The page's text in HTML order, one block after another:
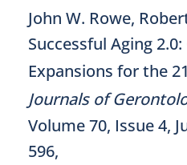
John W. Rowe,
Successful Aging
Expansions for the
Journals of
Volume 70, Issue 4,
596,